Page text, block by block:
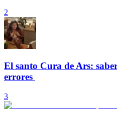
2
El santo Cura de Ars:
errores
3